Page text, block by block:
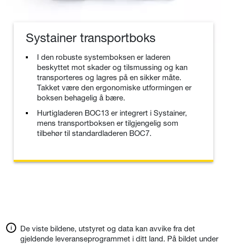
Systainer transportboks
I den robuste systemboksen er laderen
beskyttet mot skader og tilsmussing og kan
transporteres og lagres på en sikker måte.
Takket være den ergonomiske utformingen er
boksen behagelig å bære.
Hurtigladeren BOC13 er integrert i Systainer,
mens transportboksen er tilgjengelig som
tilbehør til standardladeren BOC7.
De viste bildene, utstyret og data kan avvike fra det
gjeldende leveranseprogrammet i ditt land. På bildet under